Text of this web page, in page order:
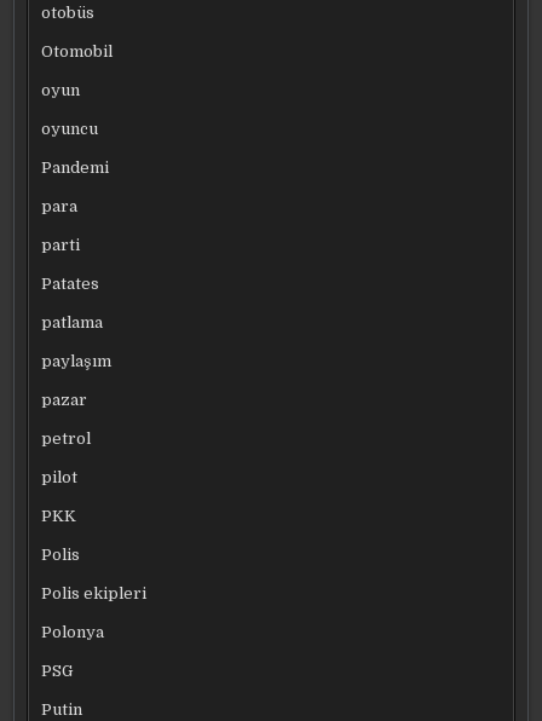
otobüs
Otomobil
oyun
oyuncu
Pandemi
para
parti
Patates
patlama
paylaşım
pazar
petrol
pilot
PKK
Polis
Polis ekipleri
Polonya
PSG
Putin